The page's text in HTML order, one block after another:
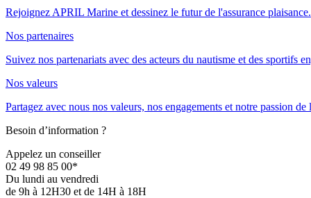
Rejoignez APRIL Marine et dessinez le futur de l'assurance plaisance.
Nos partenaires
Suivez nos partenariats avec des acteurs du nautisme et des sportifs
Nos valeurs
Partagez avec nous nos valeurs, nos engagements et notre passion de
Besoin d’information ?
Appelez un conseiller
02 49 98 85 00*
Du lundi au vendredi
de 9h à 12H30 et de 14H à 18H